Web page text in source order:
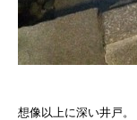
想像以上に深い井戸。